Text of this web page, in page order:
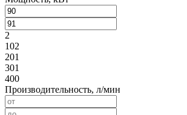
2
102
201
301
400
Производительность, л/мин